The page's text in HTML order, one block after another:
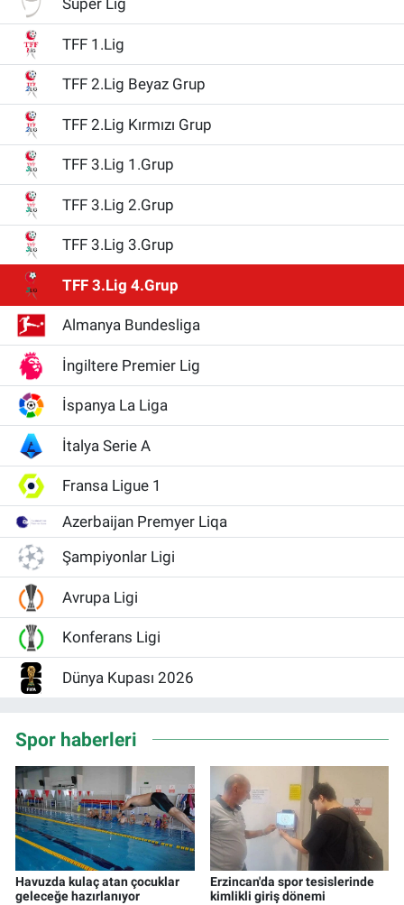
Süper Lig
TFF 1.Lig
TFF 2.Lig Beyaz Grup
TFF 2.Lig Kırmızı Grup
TFF 3.Lig 1.Grup
TFF 3.Lig 2.Grup
TFF 3.Lig 3.Grup
TFF 3.Lig 4.Grup
Almanya Bundesliga
İngiltere Premier Lig
İspanya La Liga
İtalya Serie A
Fransa Ligue 1
Azerbaijan Premyer Liqa
Şampiyonlar Ligi
Avrupa Ligi
Konferans Ligi
Dünya Kupası 2026
Spor haberleri
Havuzda kulaç atan çocuklar
geleceğe hazırlanıyor
Erzincan'da spor tesislerinde
kimlikli giriş dönemi
Kültür-Sanat
Magazin
Politika
Resmi İlanlar
Sağlık
Siyaset
Spor
Yerel